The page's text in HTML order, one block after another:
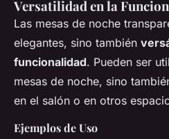
Versatilidad en la
Las mesas de noche
elegantes, sino también
funcionalidad. Pueden ser
mesas de noche, sino
en el salón o en otros
Ejemplos de Uso